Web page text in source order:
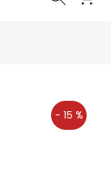
- 15 %